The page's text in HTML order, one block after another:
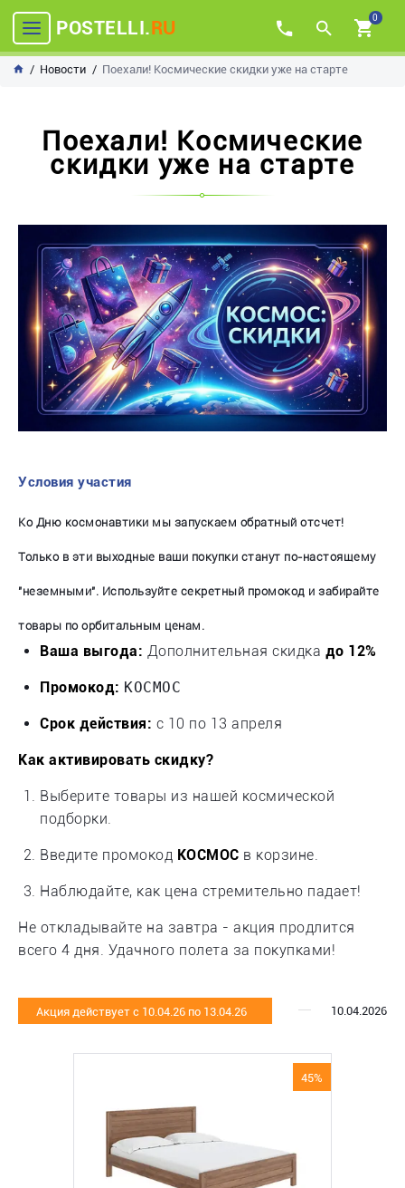
POSTELLI.RU 0
Новости Поехали! Космические скидки уже на старте
Поехали! Космические
скидки уже на старте
Условия участия
Ко Дню космонавтики мы запускаем обратный отсчет!
Только в эти выходные ваши покупки станут по-настоящему
"неземными". Используйте секретный промокод и забирайте
товары по орбитальным ценам.
Ваша выгода: Дополнительная скидка до 12%
Промокод: КОСМОС
Срок действия: с 10 по 13 апреля
Как активировать скидку?
Выберите товары из нашей космической
подборки.
Введите промокод КОСМОС в корзине.
Наблюдайте, как цена стремительно падает!
Не откладывайте на завтра - акция продлится
всего 4 дня. Удачного полета за покупками!
Акция действует с 10.04.26 по 13.04.26 10.04.2026
45%